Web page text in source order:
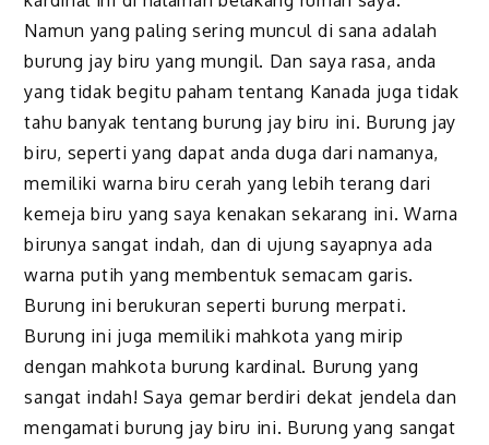
Namun yang paling sering muncul di sana adalah
burung jay biru yang mungil. Dan saya rasa, anda
yang tidak begitu paham tentang Kanada juga tidak
tahu banyak tentang burung jay biru ini. Burung jay
biru, seperti yang dapat anda duga dari namanya,
memiliki warna biru cerah yang lebih terang dari
kemeja biru yang saya kenakan sekarang ini. Warna
birunya sangat indah, dan di ujung sayapnya ada
warna putih yang membentuk semacam garis.
Burung ini berukuran seperti burung merpati.
Burung ini juga memiliki mahkota yang mirip
dengan mahkota burung kardinal. Burung yang
sangat indah! Saya gemar berdiri dekat jendela dan
mengamati burung jay biru ini. Burung yang sangat